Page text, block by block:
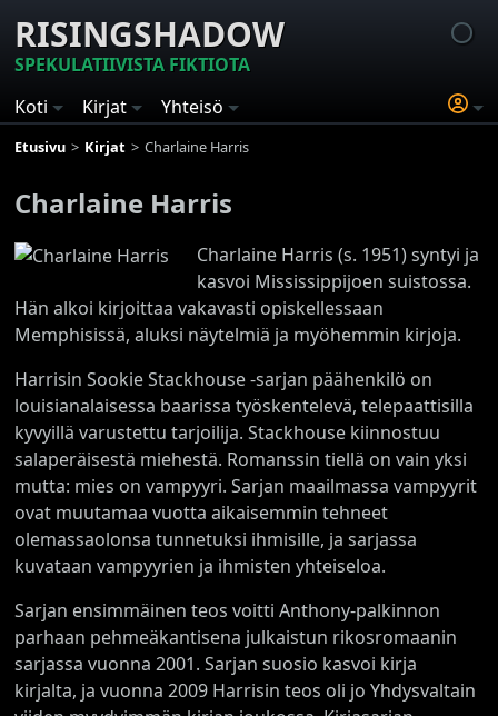
RISINGSHADOW
SPEKULATIIVISTA FIKTIOTA
Koti
Kirjat Yhteisö
Etusivu Kirjat Charlaine Harris
Charlaine Harris
Charlaine Harris (s. 1951) syntyi ja
kasvoi Mississippijoen suistossa.
Hän alkoi kirjoittaa vakavasti opiskellessaan
Memphisissä, aluksi näytelmiä ja myöhemmin kirjoja.
Harrisin Sookie Stackhouse -sarjan päähenkilö on
louisianalaisessa baarissa työskentelevä, telepaattisilla
kyvyillä varustettu tarjoilija. Stackhouse kiinnostuu
salaperäisestä miehestä. Romanssin tiellä on vain yksi
mutta: mies on vampyyri. Sarjan maailmassa vampyyrit
ovat muutamaa vuotta aikaisemmin tehneet
olemassaolonsa tunnetuksi ihmisille, ja sarjassa
kuvataan vampyyrien ja ihmisten yhteiseloa.
Sarjan ensimmäinen teos voitti Anthony-palkinnon
parhaan pehmeäkantisena julkaistun rikosromaanin
sarjassa vuonna 2001. Sarjan suosio kasvoi kirja
kirjalta, ja vuonna 2009 Harrisin teos oli jo Yhdysvaltain